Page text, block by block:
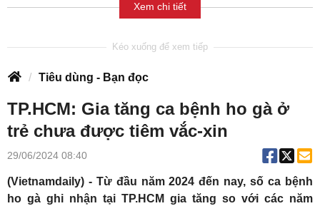
Xem chi tiết
Tiêu dùng - Bạn đọc
TP.HCM: Gia tăng ca bệnh ho gà ở
trẻ chưa được tiêm vắc-xin
29/06/2024 08:40
(Vietnamdaily) - Từ đầu năm 2024 đến nay, số ca bệnh
ho gà ghi nhận tại TP.HCM gia tăng so với các năm